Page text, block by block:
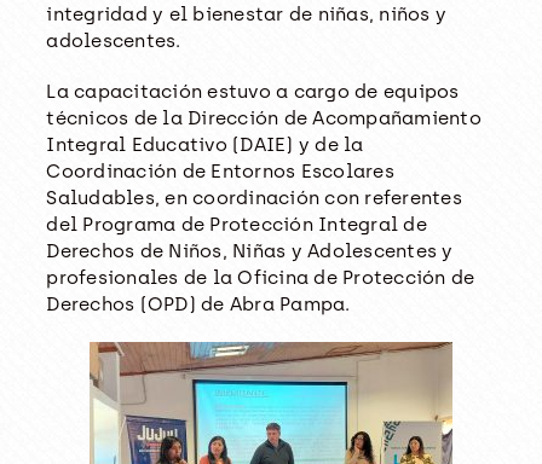
integridad y el bienestar de niñas, niños y
adolescentes.
La capacitación estuvo a cargo de equipos
técnicos de la Dirección de Acompañamiento
Integral Educativo (DAIE) y de la
Coordinación de Entornos Escolares
Saludables, en coordinación con referentes
del Programa de Protección Integral de
Derechos de Niños, Niñas y Adolescentes y
profesionales de la Oficina de Protección de
Derechos (OPD) de Abra Pampa.